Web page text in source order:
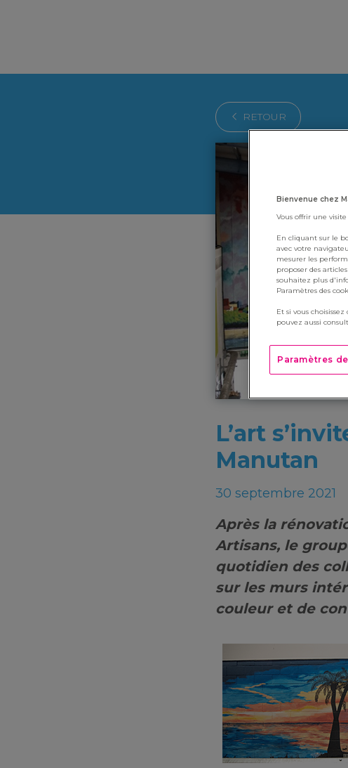
RETOUR
L’art
Manutan
30 septembre 2021
Après la
Artisans, le
quotidien des
sur les murs
couleur et de
Bienvenue chez
Vous offrir une
En cliquant sur le
avec votre
mesurer les
proposer des
souhaitez plus
Paramètres des
Et si vous
pouvez aussi
Paramètres